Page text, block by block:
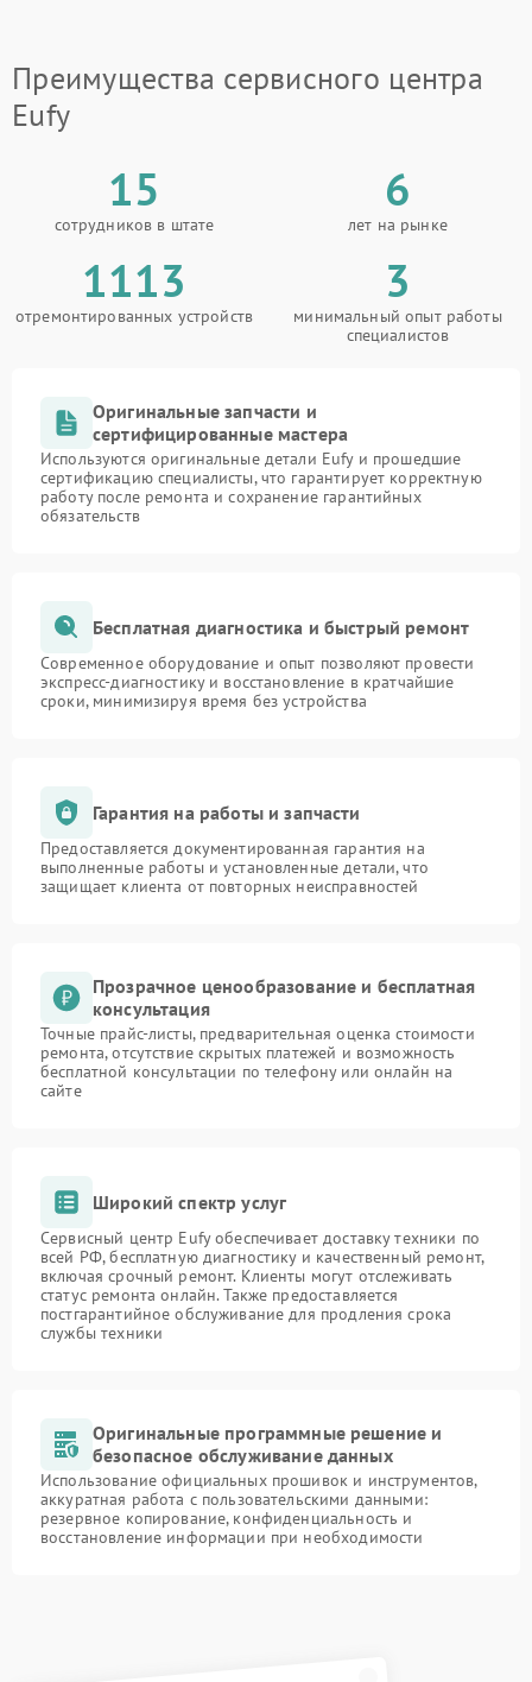
Преимущества сервисного центра
Eufy
15
сотрудников в штате
6
лет на рынке
1113
отремонтированных устройств
3
минимальный опыт работы
специалистов
Оригинальные запчасти и
сертифицированные мастера
Используются оригинальные детали Eufy и прошедшие
сертификацию специалисты, что гарантирует корректную
работу после ремонта и сохранение гарантийных
обязательств
Бесплатная диагностика и быстрый ремонт
Современное оборудование и опыт позволяют провести
экспресс-диагностику и восстановление в кратчайшие
сроки, минимизируя время без устройства
Гарантия на работы и запчасти
Предоставляется документированная гарантия на
выполненные работы и установленные детали, что
защищает клиента от повторных неисправностей
Прозрачное ценообразование и бесплатная
консультация
Точные прайс-листы, предварительная оценка стоимости
ремонта, отсутствие скрытых платежей и возможность
бесплатной консультации по телефону или онлайн на
сайте
Широкий спектр услуг
Сервисный центр Eufy обеспечивает доставку техники по
всей РФ, бесплатную диагностику и качественный ремонт,
включая срочный ремонт. Клиенты могут отслеживать
статус ремонта онлайн. Также предоставляется
постгарантийное обслуживание для продления срока
службы техники
Оригинальные программные решение и
безопасное обслуживание данных
Использование официальных прошивок и инструментов,
аккуратная работа с пользовательскими данными:
резервное копирование, конфиденциальность и
восстановление информации при необходимости